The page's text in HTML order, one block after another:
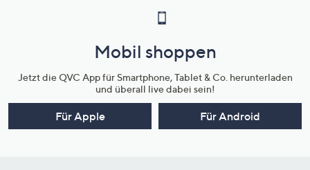
Mobil shoppen
Jetzt die QVC App für Smartphone, Tablet & Co. herunterladen
und überall live dabei sein!
Für Apple Für Android